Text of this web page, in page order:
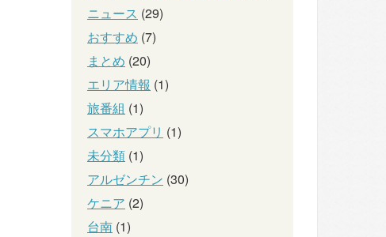
ニュース (29)
おすすめ (7)
まとめ (20)
エリア情報 (1)
旅番組 (1)
スマホアプリ (1)
未分類 (1)
アルゼンチン (30)
ケニア (2)
台南 (1)